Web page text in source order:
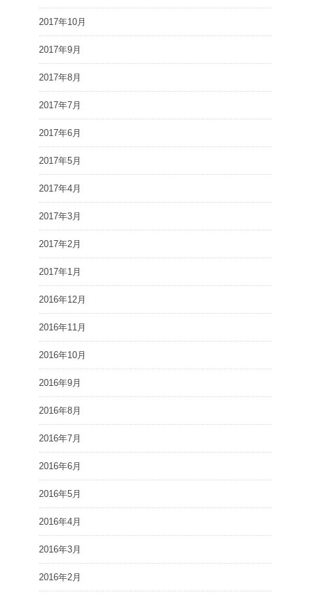
2017年10月
2017年9月
2017年8月
2017年7月
2017年6月
2017年5月
2017年4月
2017年3月
2017年2月
2017年1月
2016年12月
2016年11月
2016年10月
2016年9月
2016年8月
2016年7月
2016年6月
2016年5月
2016年4月
2016年3月
2016年2月